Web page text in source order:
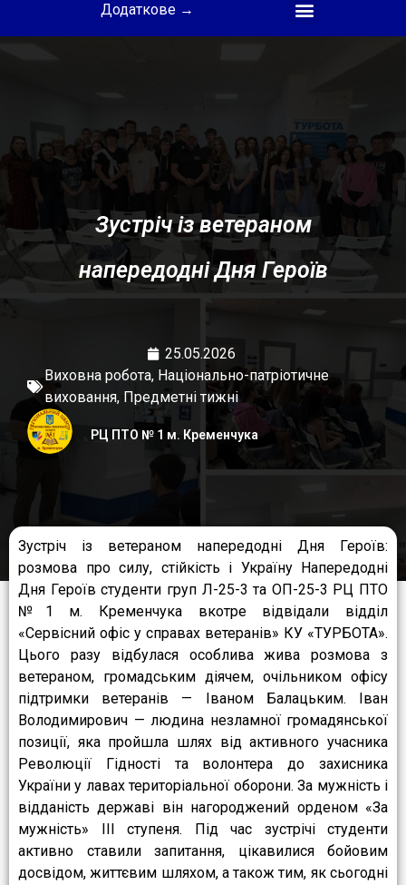
Додаткове →
Зустріч із ветераном
напередодні Дня Героїв
25.05.2026
Виховна робота, Національно-патріотичне
виховання, Предметні тижні
РЦ ПТО № 1 м. Кременчука
Зустріч із ветераном напередодні Дня Героїв:
розмова про силу, стійкість і Україну Напередодні
Дня Героїв студенти груп Л-25-3 та ОП-25-3 РЦ ПТО
№1 м. Кременчука вкотре відвідали відділ
«Сервісний офіс у справах ветеранів» КУ «ТУРБОТА».
Цього разу відбулася особлива жива розмова з
ветераном, громадським діячем, очільником офісу
підтримки ветеранів — Іваном Балацьким. Іван
Володимирович — людина незламної громадянської
позиції, яка пройшла шлях від активного учасника
Революції Гідності та волонтера до захисника
України у лавах територіальної оборони. За мужність і
відданість державі він нагороджений орденом «За
мужність» III ступеня. Під час зустрічі студенти
активно ставили запитання, цікавилися бойовим
досвідом, життєвим шляхом, а також тим, як сьогодні